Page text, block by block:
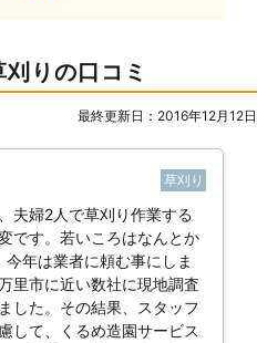
りの口コミ
最終更新日：2016年12月12日
草刈り
夫婦2人で草刈り作業する
です。若いころはなんとか
年は業者に頼む事にしま
里市に近い数社に現地調査
した。その結果、スタッフ
して、くるめ造園サービス